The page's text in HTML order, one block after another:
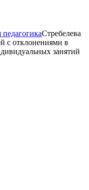
Стребелева
с отклонениями в
занятий